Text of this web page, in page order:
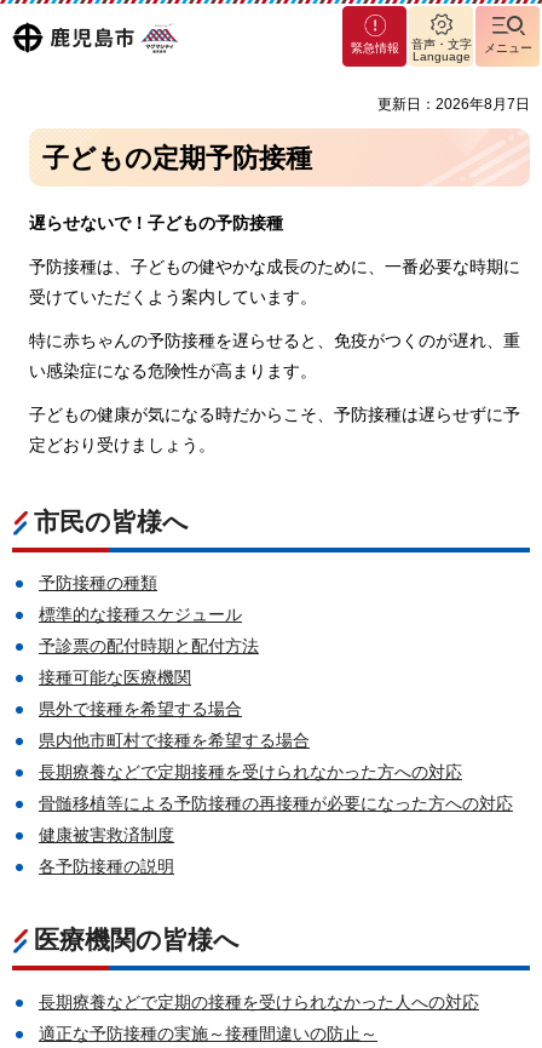
鹿児島
マグ
マシ
島市
緊急情報
音声・文字
Language
メニュー
更新日：2026年8月7日
子どもの定期予防接種
遅らせないで！子どもの予防接種
予防接種は、子どもの健やかな成長のために、一番必要な時期に
受けていただくよう案内しています。
特に赤ちゃんの予防接種を遅らせると、免疫がつくのが遅れ、重
い感染症になる危険性が高まります。
子どもの健康が気になる時だからこそ、予防接種は遅らせずに予
定どおり受けましょう。
市民の皆様へ
予防接種の種類
標準的な接種スケジュール
予診票の配付時期と配付方法
接種可能な医療機関
県外で接種を希望する場合
県内他市町村で接種を希望する場合
長期療養などで定期接種を受けられなかった方への対応
骨髄移植等による予防接種の再接種が必要になった方への対応
健康被害救済制度
各予防接種の説明
医療機関の皆様へ
長期療養などで定期の接種を受けられなかった人への対応
適正な予防接種の実施～接種間違いの防止～